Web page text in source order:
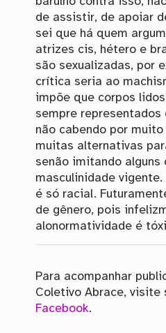
de assistir, de apoiar
sei que há quem
atrizes cis, hétero e
são sexualizadas, por
crítica seria ao
impõe que corpos
sempre
não cabendo por
muitas alternativas
senão imitando
masculinidade
é só racial.
de gênero, pois
alonormatividade é
Para acompanhar
Coletivo Abrace, visite
Facebook.